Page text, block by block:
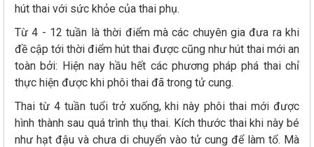
hút thai với sức khỏe của thai phụ.
Từ 4 - 12 tuần là thời điểm mà các chuyên gia đưa ra khi
đề cập tới thời điểm hút thai được cũng như hút thai mới an
toàn bởi: Hiện nay hầu hết các phương pháp phá thai chỉ
thực hiện được khi phôi thai đã trong tử cung.
Thai từ 4 tuần tuổi trở xuống, khi này phôi thai mới được
hình thành sau quá trình thụ thai. Kích thước thai khi này bé
như hạt đậu và chưa di chuyển vào tử cung để làm tổ. Mà